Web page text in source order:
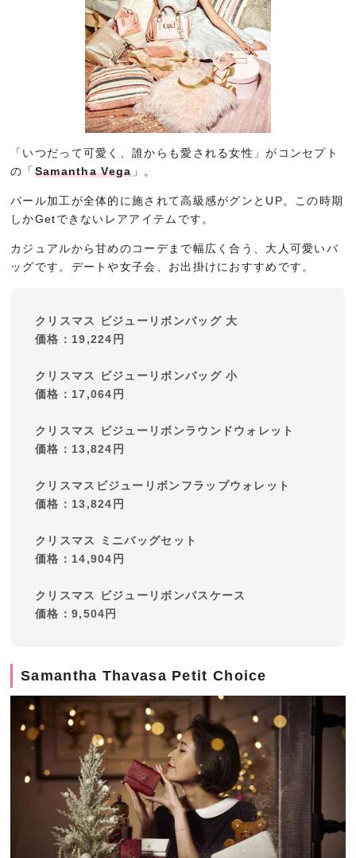
「いつだって可愛く、誰からも愛される女性」がコンセプト
の「 Samantha Vega」。
パール加工が全体的に施されて高級感がグンとUP。この時期
しかGetできないレアアイテムです。
カジュアルから甘めのコーデまで幅広く合う、大人可愛いバ
ッグです。デートや女子会、お出掛けにおすすめです。
クリスマス ビジューリボンバッグ 大
価格：19,224円
クリスマス ビジューリボンバッグ 小
価格：17,064円
クリスマス ビジューリボンラウンドウォレット
価格：13,824円
クリスマスビジューリボンフラップウォレット
価格：13,824円
クリスマス ミニバッグセット
価格：14,904円
クリスマス ビジューリボンパスケース
価格：9,504円
Samantha Thavasa Petit Choice